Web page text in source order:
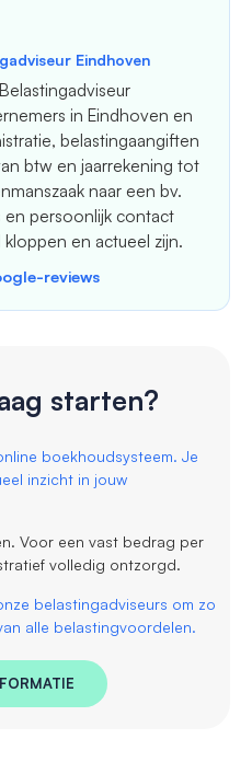
Eindhoven
in Eindhoven en
belastingaangiften
btw en jaarrekening tot
naar een bv.
en persoonlijk contact
en actueel zijn.
reviews
starten?
boekhoudsysteem. Je
inzicht in jouw
Voor een vast bedrag per
volledig ontzorgd.
belastingadviseurs om zo
alle belastingvoordelen.